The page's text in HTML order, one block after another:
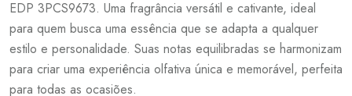
EDP 3PCS9673. Uma fragrância versátil e cativante, ideal
para quem busca uma essência que se adapta a qualquer
estilo e personalidade. Suas notas equilibradas se harmonizam
para criar uma experiência olfativa única e memorável, perfeita
para todas as ocasiões.